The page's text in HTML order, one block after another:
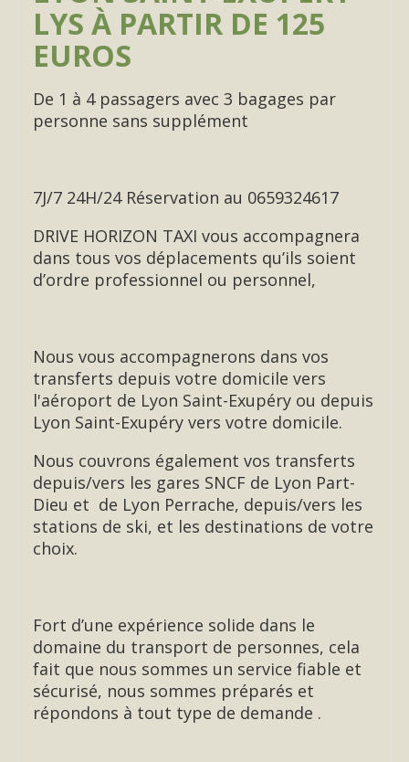
LYS À PARTIR DE 125
EUROS
De 1 à 4 passagers avec 3 bagages par
personne sans supplément
7J/7 24H/24 Réservation au 0659324617
DRIVE HORIZON TAXI vous accompagnera
dans tous vos déplacements qu’ils soient
d’ordre professionnel ou personnel,
Nous vous accompagnerons dans vos
transferts depuis votre domicile vers
l'aéroport de Lyon Saint-Exupéry ou depuis
Lyon Saint-Exupéry vers votre domicile.
Nous couvrons également vos transferts
depuis/vers les gares SNCF de Lyon Part-
Dieu et de Lyon Perrache, depuis/vers les
stations de ski, et les destinations de votre
choix.
Fort d’une expérience solide dans le
domaine du transport de personnes, cela
fait que nous sommes un service fiable et
sécurisé, nous sommes préparés et
répondons à tout type de demande .